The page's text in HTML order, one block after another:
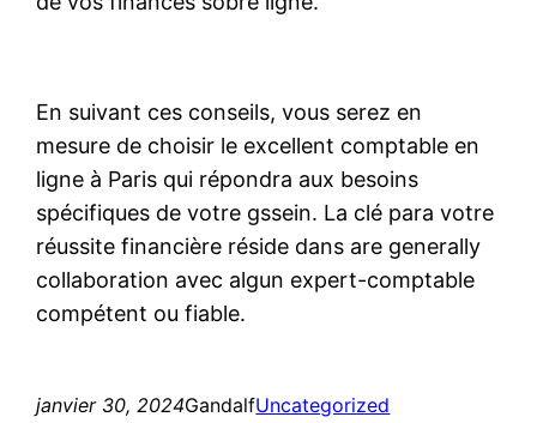
En suivant ces conseils, vous serez en
mesure de choisir le excellent comptable en
ligne à Paris qui répondra aux besoins
spécifiques de votre gssein. La clé para votre
réussite financière réside dans are generally
collaboration avec algun expert-comptable
compétent ou fiable.
janvier 30, 2024GandalfUncategorized